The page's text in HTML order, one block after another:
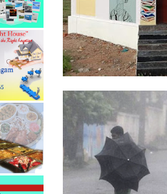
இன்று கவிஞர் பிரமிள்
தினம்.